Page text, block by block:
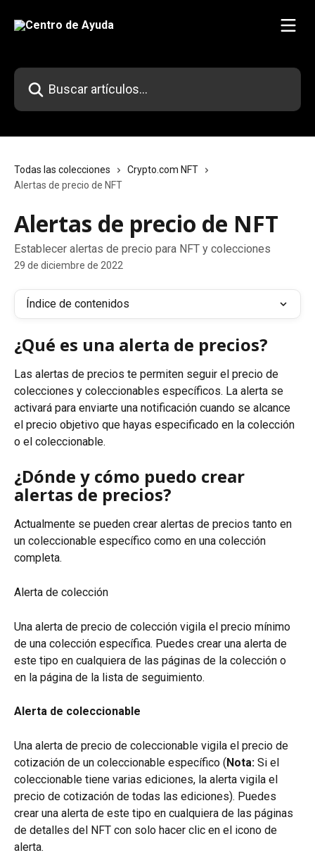
Buscar artículos...
Todas las colecciones
Crypto.com NFT
Alertas de precio de NFT
Alertas de precio de NFT
Establecer alertas de precio para NFT y colecciones
29 de diciembre de 2022
Índice de contenidos
¿Qué es una alerta de precios?
Las alertas de precios te permiten seguir el precio de
colecciones y coleccionables específicos. La alerta se
activará para enviarte una notificación cuando se alcance
el precio objetivo que hayas especificado en la colección
o el coleccionable.
¿Dónde y cómo puedo crear
alertas de precios?
Actualmente se pueden crear alertas de precios tanto en
un coleccionable específico como en una colección
completa.
Alerta de colección
Una alerta de precio de colección vigila el precio mínimo
de una colección específica. Puedes crear una alerta de
este tipo en cualquiera de las páginas de la colección o
en la página de la lista de seguimiento.
Alerta de coleccionable
Una alerta de precio de coleccionable vigila el precio de
cotización de un coleccionable específico ( Nota: Si el
coleccionable tiene varias ediciones, la alerta vigila el
precio de cotización de todas las ediciones). Puedes
crear una alerta de este tipo en cualquiera de las páginas
de detalles del NFT con solo hacer clic en el icono de
alerta.